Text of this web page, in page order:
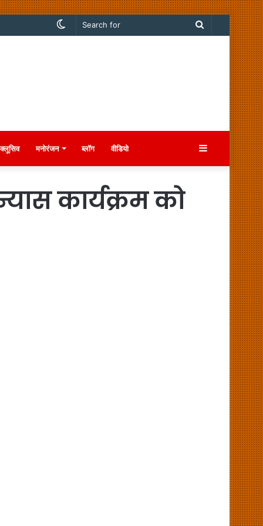
Search
Switch
मनोरंजन ब्लॉग वीडियो Sidebar
कार्यक्रम को